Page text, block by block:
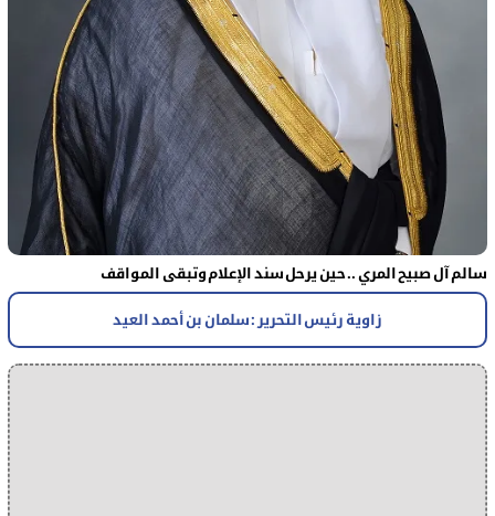
سالم آل صبيح المري .. حين يرحل سند الإعلام وتبقى المواقف
زاوية رئيس التحرير : سلمان بن أحمد العيد